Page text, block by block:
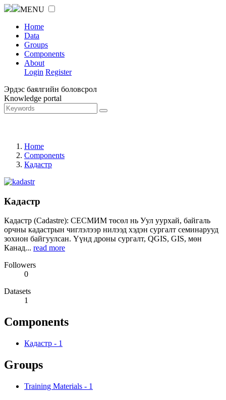
MENU
Home
Data
Groups
Components
About
Login Register
Эрдэс баялгийн боловсрол
Knowledge portal
Home
Components
Кадастр
Кадастр
Кадастр (Cadastre): СЕСМИМ төсөл нь Уул уурхай, байгаль
орчны кадастрын чиглэлээр нилээд хэдэн сургалт семинарууд
зохион байгуулсан. Үүнд дроны сургалт, QGIS, GIS, мөн
Канад... read more
Followers
0
Datasets
1
Components
Кадастр - 1
Groups
Training Materials - 1